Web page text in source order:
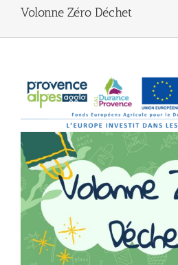
Volonne Zéro Déchet